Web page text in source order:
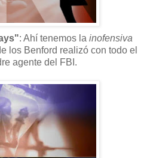
: Ahí tenemos la inofensiva
los Benford realizó con todo el
agente del FBI.